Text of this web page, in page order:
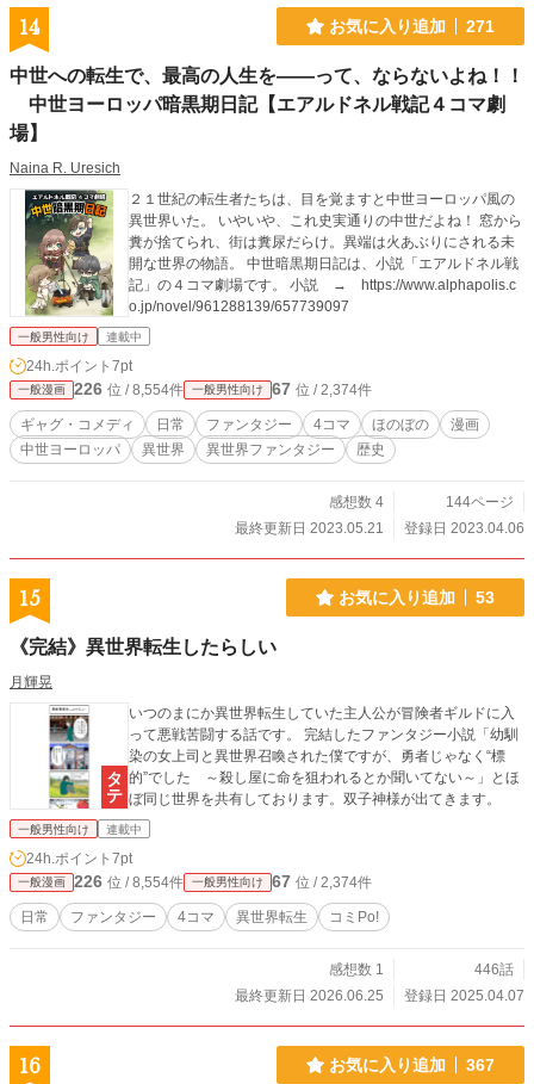
14 お気に入り追加 271
中世への転生で、最高の人生を――って、ならないよね！！
中世ヨーロッパ暗黒期日記【エアルドネル戦記４コマ劇
場】
Naina R. Uresich
２１世紀の転生者たちは、目を覚ますと中世ヨーロッパ風の
異世界いた。 いやいや、これ史実通りの中世だよね！ 窓から
糞が捨てられ、街は糞尿だらけ。異端は火あぶりにされる未
開な世界の物語。 中世暗黒期日記は、小説「エアルドネル戦
記」の４コマ劇場です。 小説 → https://www.alphapolis.c
o.jp/novel/961288139/657739097
一般男性向け 連載中
24h.ポイント 7pt
一般漫画 226 位 / 8,554件 一般男性向け 67 位 / 2,374件
ギャグ・コメディ 日常 ファンタジー 4コマ ほのぼの
漫画
中世ヨーロッパ
異世界 異世界ファンタジー 歴史
感想数 4
144ページ
最終更新日 2023.05.21
登録日 2023.04.06
15 お気に入り追加 53
《完結》異世界転生したらしい
月輝晃
いつのまにか異世界転生していた主人公が冒険者ギルドに入
って悪戦苦闘する話です。 完結したファンタジー小説「幼馴
染の女上司と異世界召喚された僕ですが、勇者じゃなく“標
的”でした ～殺し屋に命を狙われるとか聞いてない～」とほ
ぼ同じ世界を共有しております。双子神様が出てきます。
一般男性向け 連載中
24h.ポイント 7pt
一般漫画 226 位 / 8,554件 一般男性向け 67 位 / 2,374件
日常 ファンタジー 4コマ 異世界転生 コミPo!
感想数 1
446話
最終更新日 2026.06.25
登録日 2025.04.07
16 お気に入り追加 367